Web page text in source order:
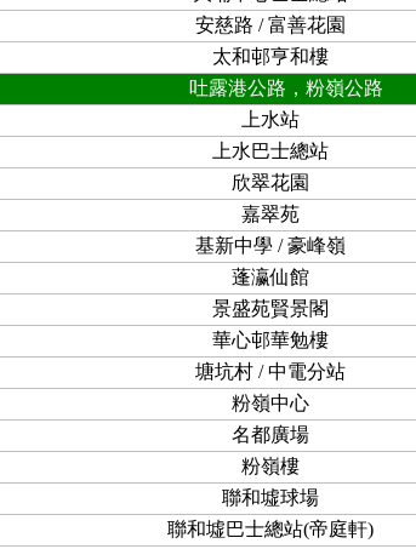
安慈路 / 富善花園
太和邨亨和樓
吐露港公路，粉嶺公路
上水站
上水巴士總站
欣翠花園
嘉翠苑
基新中學 / 豪峰嶺
蓬瀛仙館
景盛苑賢景閣
華心邨華勉樓
塘坑村 / 中電分站
粉嶺中心
名都廣場
粉嶺樓
聯和墟球場
聯和墟巴士總站(帝庭軒)